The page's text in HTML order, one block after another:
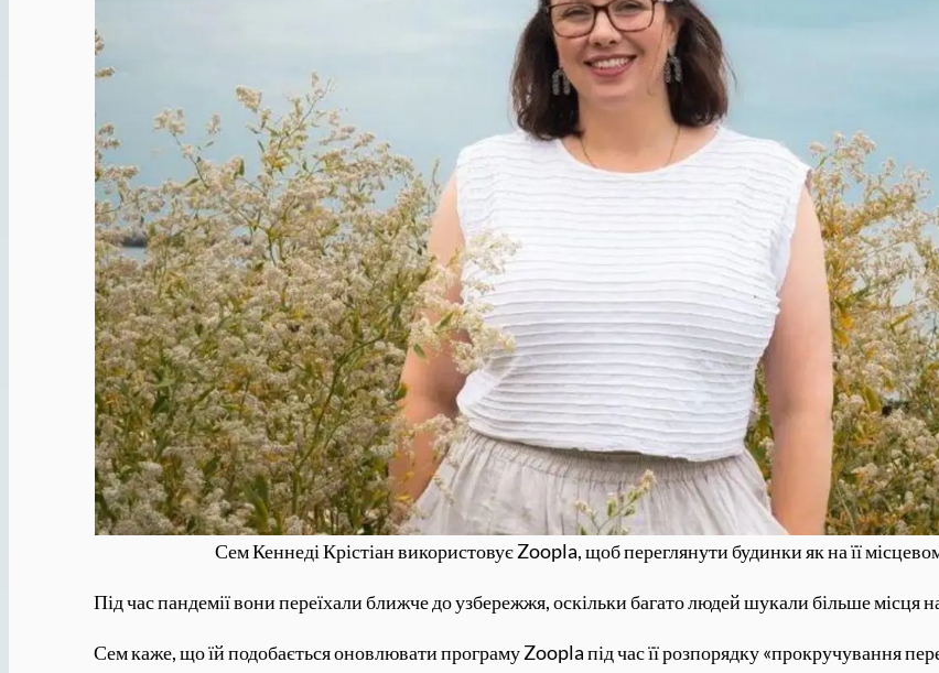
Сем Кеннеді Крістіан використовує Zoopla, щоб переглянути будинки як на її
Під час пандемії вони переїхали ближче до узбережжя, оскільки багато людей шукали більше місця
Сем каже, що їй подобається оновлювати програму Zoopla під час її розпорядку «прокручування